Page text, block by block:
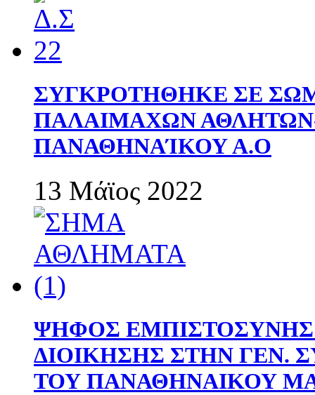
ΣΥΓΚΡΟΤΗΘΗΚΕ ΣΕ
ΠΑΛΑΙΜΑΧΩΝ
ΠΑΝΑΘΗΝΑΊΚΟΥ Α.Ο
13 Μάϊος 2022
ΨΗΦΟΣ
ΔΙΟΙΚΗΣΗΣ ΣΤΗΝ ΓΕΝ.
ΤΟΥ ΠΑΝΑΘΗΝΑΙΚΟΥ